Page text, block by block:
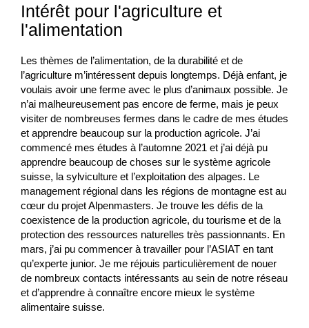
Intérêt pour l'agriculture et
l'alimentation
Les thèmes de l’alimentation, de la durabilité et de
l’agriculture m’intéressent depuis longtemps. Déjà enfant, je
voulais avoir une ferme avec le plus d’animaux possible. Je
n’ai malheureusement pas encore de ferme, mais je peux
visiter de nombreuses fermes dans le cadre de mes études
et apprendre beaucoup sur la production agricole. J’ai
commencé mes études à l’automne 2021 et j’ai déjà pu
apprendre beaucoup de choses sur le système agricole
suisse, la sylviculture et l’exploitation des alpages. Le
management régional dans les régions de montagne est au
cœur du projet Alpenmasters. Je trouve les défis de la
coexistence de la production agricole, du tourisme et de la
protection des ressources naturelles très passionnants. En
mars, j’ai pu commencer à travailler pour l’ASIAT en tant
qu’experte junior. Je me réjouis particulièrement de nouer
de nombreux contacts intéressants au sein de notre réseau
et d’apprendre à connaître encore mieux le système
alimentaire suisse.